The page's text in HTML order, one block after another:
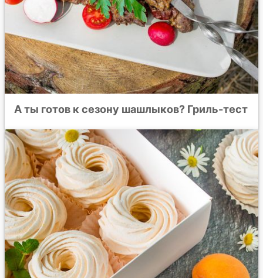
А ты готов к сезону шашлыков? Гриль-тест